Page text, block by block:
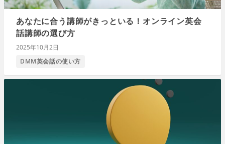
あなたに合う講師がきっといる！オンライン英会
話講師の選び方
2025年10月2日
DMM英会話の使い方